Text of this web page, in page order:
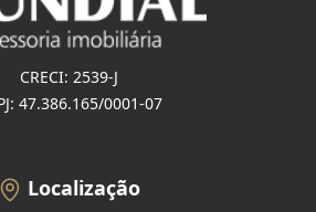
CRECI: 2539-J
47.386.165/0001-07
Localização